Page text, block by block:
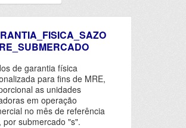
de garantia física
para fins de MRE,
as unidades
em operação
no mês de referência
por submercado "s".